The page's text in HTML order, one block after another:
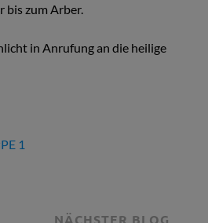
zum Arber.
in Anrufung an die heilige
1
NÄCHSTER BLOG